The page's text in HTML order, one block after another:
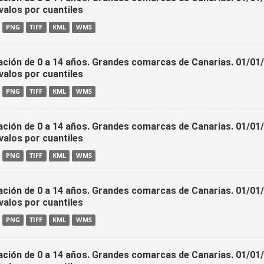
por cuantiles
PNG TIFF KML WMS
de 0 a 14 años. Grandes comarcas de Canarias. 01/
por cuantiles
PNG TIFF KML WMS
de 0 a 14 años. Grandes comarcas de Canarias. 01/
por cuantiles
PNG TIFF KML WMS
de 0 a 14 años. Grandes comarcas de Canarias. 01/
por cuantiles
PNG TIFF KML WMS
de 0 a 14 años. Grandes comarcas de Canarias. 01/